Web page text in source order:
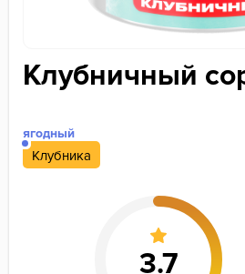
Клубничный
ягодный
Клубника